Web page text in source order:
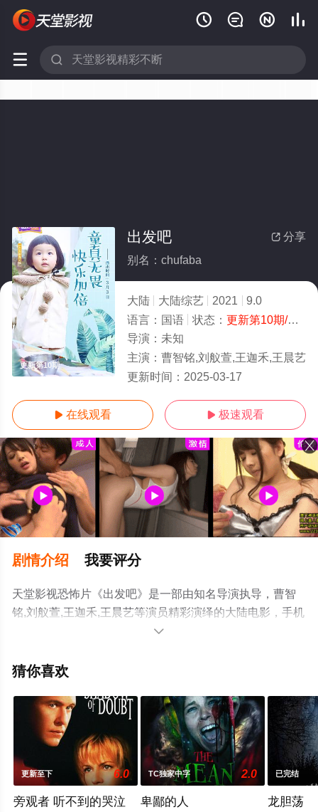
   
 
更新第10期
 分享
出发吧
别名：chufaba
大陆 大陆综艺 2021
9.0
语言： 国语 状态： 更新第10期/高清
导演： 未知
主演： 曹智铭,刘舣萱,王迦禾,王晨艺
更新时间： 2025-03-17
 在线观看  极速观看
剧情介绍 我要评分
天堂影视恐怖片《出发吧》是一部由知名导演执导，曹智
铭,刘舣萱,王迦禾,王晨艺等演员精彩演绎的大陆电影，手机
免费观看高清无删减完整版电影大全就上天堂电影网，更
解。

猜你喜欢
更新至下 6.0
旁观者 听不到的哭泣
TC独家中字 2.0
卑鄙的人
已完结
龙胆荡